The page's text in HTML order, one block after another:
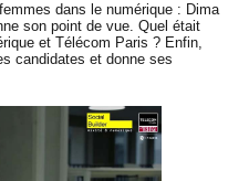
dans le numérique : Dima
son point de vue. Quel était
et Télécom Paris ? Enfin,
candidates et donne ses